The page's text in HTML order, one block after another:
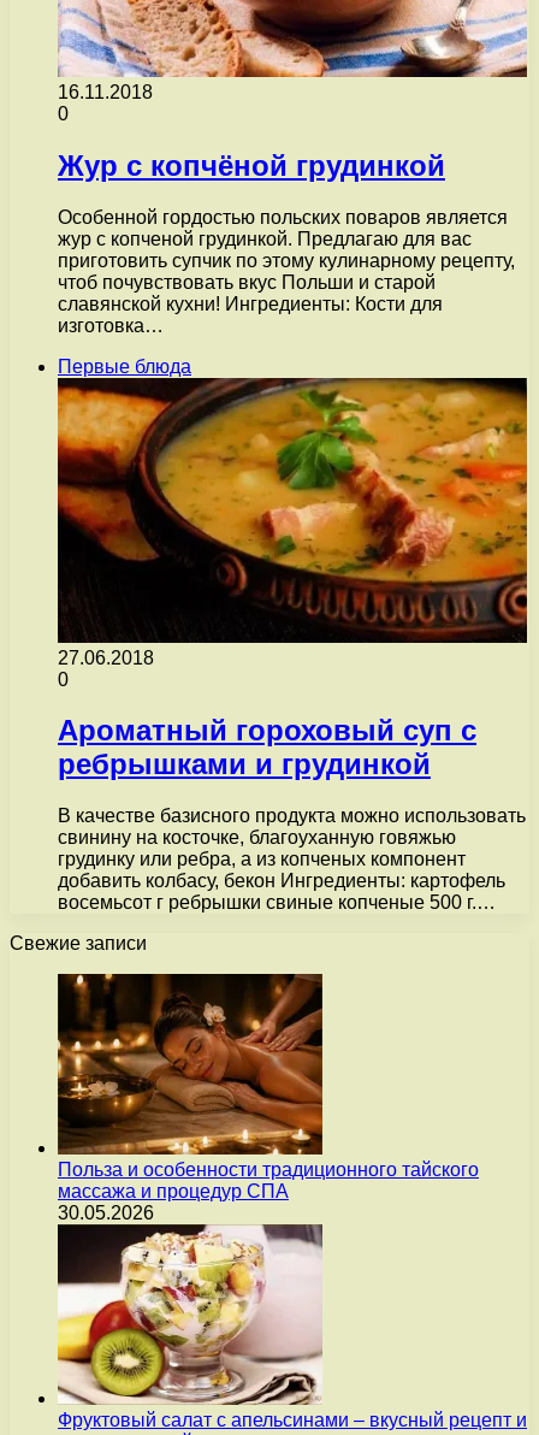
16.11.2018
0
Жур с копчёной грудинкой
Особенной гордостью польских поваров является
жур с копченой грудинкой. Предлагаю для вас
приготовить супчик по этому кулинарному рецепту,
чтоб почувствовать вкус Польши и старой
славянской кухни! Ингредиенты: Кости для
изготовка…
Первые блюда
27.06.2018
0
Ароматный гороховый суп с
ребрышками и грудинкой
В качестве базисного продукта можно использовать
свинину на косточке, благоуханную говяжью
грудинку или ребра, а из копченых компонент
добавить колбасу, бекон Ингредиенты: картофель
восемьсот г ребрышки свиные копченые 500 г.…
Свежие записи
Польза и особенности традиционного тайского
массажа и процедур СПА
30.05.2026
Фруктовый салат с апельсинами – вкусный рецепт и